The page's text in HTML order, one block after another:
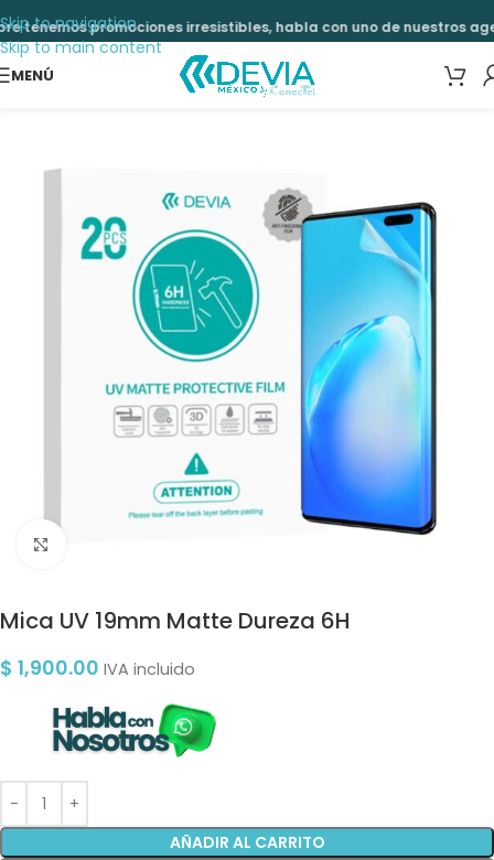
Skip to navigation
Skip to main content
tenemos promociones irresistibles, habla con uno de nuestros
MENÚ
Mica UV 19mm Matte Dureza 6H
$ 1,900.00 IVA incluido
AÑADIR AL CARRITO